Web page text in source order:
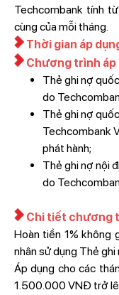
Techcombank tính
cùng của mỗi tháng.
Thời gian áp
Chương trình áp
Thẻ ghi nợ
do
Thẻ ghi nợ
Techcombank
phát hành;
Thẻ ghi nợ nội
do
Chi tiết chương
Hoàn tiền 1% không
nhân sử dụng Thẻ
Áp dụng cho các
1.500.000 VNĐ trở